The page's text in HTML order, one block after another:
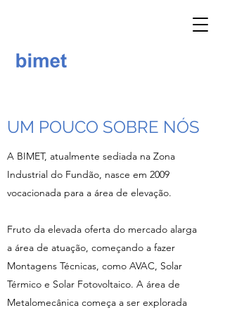
UM POUCO SOBRE NÓS
A BIMET, atualmente sediada na Zona
Industrial do Fundão, nasce em 2009
vocacionada para a área de elevação.
Fruto da elevada oferta do mercado alarga
a área de atuação, começando a fazer
Montagens Técnicas, como AVAC, Solar
Térmico e Solar Fotovoltaico. A área de
Metalomecânica começa a ser explorada